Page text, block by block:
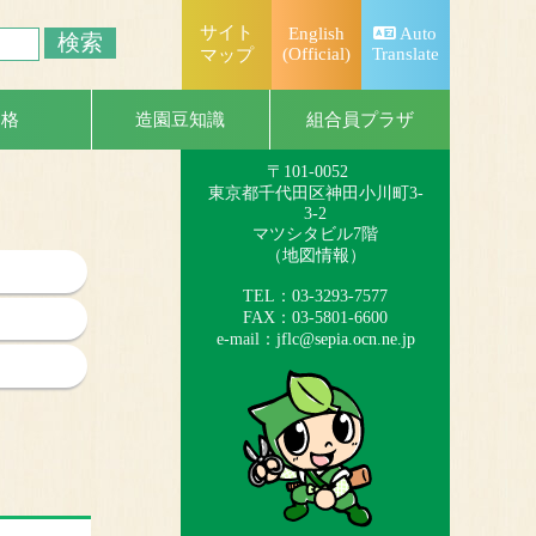
Auto
Translate
English
(Official)
サイト
マップ
造園豆知識 組合員プラザ
一般社団法人
日本造園組合連合会
（略称：造園連）
〒101-0052
東京都千代田区神田小川町3-
3-2
マツシタビル7階
（地図情報 ）
TEL：03-3293-7577
FAX：03-5801-6600
e-mail： jflc@sepia.ocn.ne.jp